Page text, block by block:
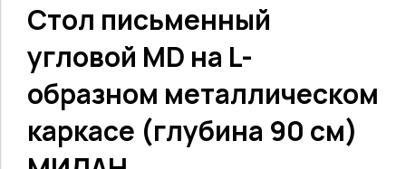
Стол письменный
угловой MD на L-
образном металлическом
каркасе (глубина 90 см)